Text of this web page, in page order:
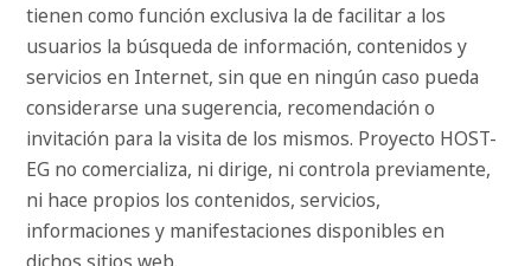
tienen como función exclusiva la de facilitar a los
usuarios la búsqueda de información, contenidos y
servicios en Internet, sin que en ningún caso pueda
considerarse una sugerencia, recomendación o
invitación para la visita de los mismos. Proyecto HOST-
EG no comercializa, ni dirige, ni controla previamente,
ni hace propios los contenidos, servicios,
informaciones y manifestaciones disponibles en